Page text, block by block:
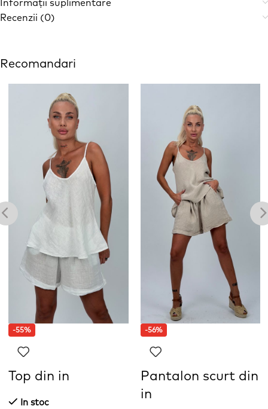
Informații suplimentare
Recenzii (0)
Recomandari
-55%
Top din in
In stoc
-56%
Pantalon scurt din
in